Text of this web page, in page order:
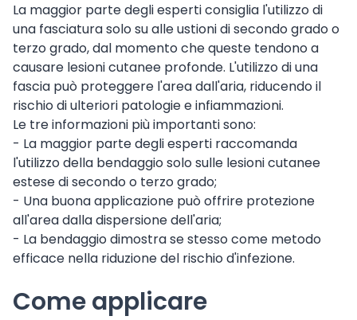
La maggior parte degli esperti consiglia l'utilizzo di
una fasciatura solo su alle ustioni di secondo grado o
terzo grado, dal momento che queste tendono a
causare lesioni cutanee profonde. L'utilizzo di una
fascia può proteggere l'area dall'aria, riducendo il
rischio di ulteriori patologie e infiammazioni.
Le tre informazioni più importanti sono:
- La maggior parte degli esperti raccomanda
l'utilizzo della bendaggio solo sulle lesioni cutanee
estese di secondo o terzo grado;
- Una buona applicazione può offrire protezione
all'area dalla dispersione dell'aria;
- La bendaggio dimostra se stesso come metodo
efficace nella riduzione del rischio d'infezione.
Come applicare